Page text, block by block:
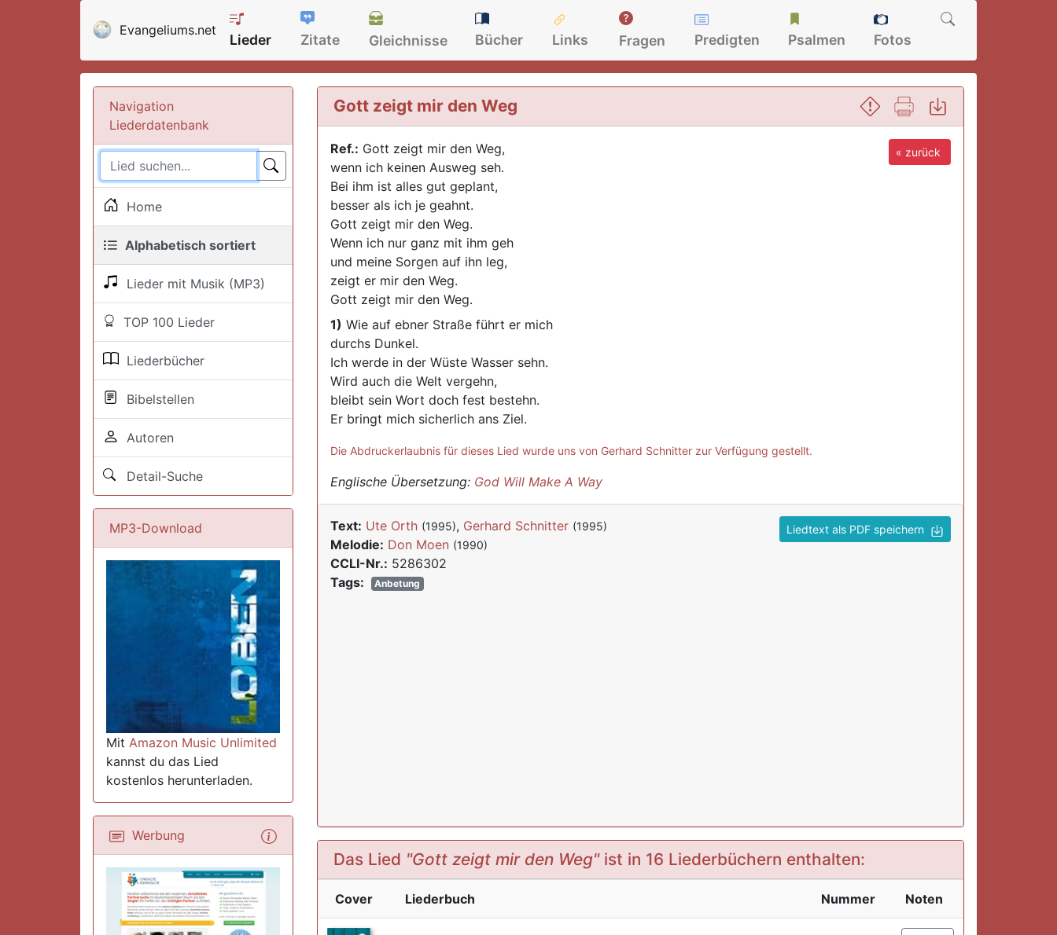
Evangeliums.net
Lieder Zitate Gleichnisse Bücher Links Fragen Predigten Psalmen Fotos
Navigation
Liederdatenbank
Home
Alphabetisch sortiert
Lieder mit Musik (MP3)
TOP 100 Lieder
Liederbücher
Bibelstellen
Autoren
Detail-Suche
MP3-Download
Mit Amazon Music Unlimited
kannst du das Lied
kostenlos herunterladen.
Werbung
Gott zeigt mir den Weg
« zurück
Ref.: Gott zeigt mir den Weg,
wenn ich keinen Ausweg seh.
Bei ihm ist alles gut geplant,
besser als ich je geahnt.
Gott zeigt mir den Weg.
Wenn ich nur ganz mit ihm geh
und meine Sorgen auf ihn leg,
zeigt er mir den Weg.
Gott zeigt mir den Weg.
1) Wie auf ebner Straße führt er mich
durchs Dunkel.
Ich werde in der Wüste Wasser sehn.
Wird auch die Welt vergehn,
bleibt sein Wort doch fest bestehn.
Er bringt mich sicherlich ans Ziel.
Die Abdruckerlaubnis für dieses Lied wurde uns von Gerhard Schnitter zur Verfügung gestellt.
Englische Übersetzung: God Will Make A Way
Liedtext als PDF speichern
Text: Ute Orth (1995), Gerhard Schnitter (1995)
Melodie: Don Moen (1990)
CCLI-Nr.: 5286302
Tags:
Anbetung
Das Lied "Gott zeigt mir den Weg"ist in 16 Liederbüchern enthalten:
Cover Liederbuch Nummer Noten